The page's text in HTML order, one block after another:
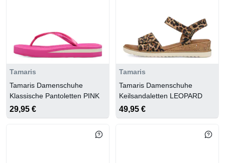
Tamaris
Tamaris Damenschuhe
Klassische Pantoletten PINK
29,95 €
Tamaris
Tamaris Damenschuhe
Keilsandaletten LEOPARD
49,95 €